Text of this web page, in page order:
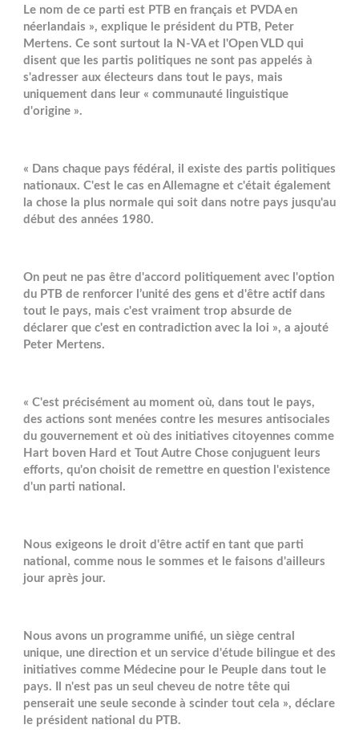
Le nom de ce parti est PTB en français et PVDA en
néerlandais », explique le président du PTB, Peter
Mertens. Ce sont surtout la N-VA et l'Open VLD qui
disent que les partis politiques ne sont pas appelés à
s'adresser aux électeurs dans tout le pays, mais
uniquement dans leur « communauté linguistique
d'origine ».
« Dans chaque pays fédéral, il existe des partis politiques
nationaux. C'est le cas en Allemagne et c'était également
la chose la plus normale qui soit dans notre pays jusqu'au
début des années 1980.
On peut ne pas être d'accord politiquement avec l'option
du PTB de renforcer l’unité des gens et d'être actif dans
tout le pays, mais c'est vraiment trop absurde de
déclarer que c'est en contradiction avec la loi », a ajouté
Peter Mertens.
« C'est précisément au moment où, dans tout le pays,
des actions sont menées contre les mesures antisociales
du gouvernement et où des initiatives citoyennes comme
Hart boven Hard et Tout Autre Chose conjuguent leurs
efforts, qu'on choisit de remettre en question l'existence
d'un parti national.
Nous exigeons le droit d'être actif en tant que parti
national, comme nous le sommes et le faisons d'ailleurs
jour après jour.
Nous avons un programme unifié, un siège central
unique, une direction et un service d'étude bilingue et des
initiatives comme Médecine pour le Peuple dans tout le
pays. Il n'est pas un seul cheveu de notre tête qui
penserait une seule seconde à scinder tout cela », déclare
le président national du PTB.